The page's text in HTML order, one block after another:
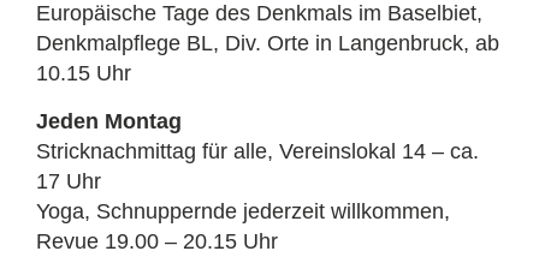
Europäische Tage des Denkmals im Baselbiet,
Denkmalpflege BL, Div. Orte in Langenbruck, ab
10.15 Uhr
Jeden Montag
Stricknachmittag für alle, Vereinslokal 14 – ca.
17 Uhr
Yoga, Schnuppernde jederzeit willkommen,
Revue 19.00 – 20.15 Uhr